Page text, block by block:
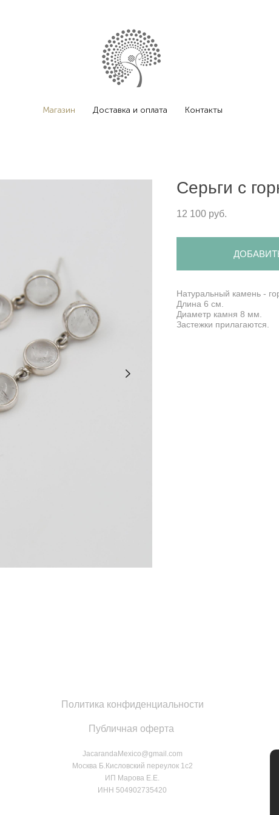
Магазин Доставка и оплата Контакты
Серьги с
12 100 pуб.
Натуральный камень -
Длина 6 см.
Диаметр камня 8 мм.
Застежки прилагаются.
Политика конфиденциальности
Публичная оферта
JacarandaMexico@gmail.com
Москва Б.Кисловский переулок 1с2
ИП Марова Е.Е.
ИНН 504902735420